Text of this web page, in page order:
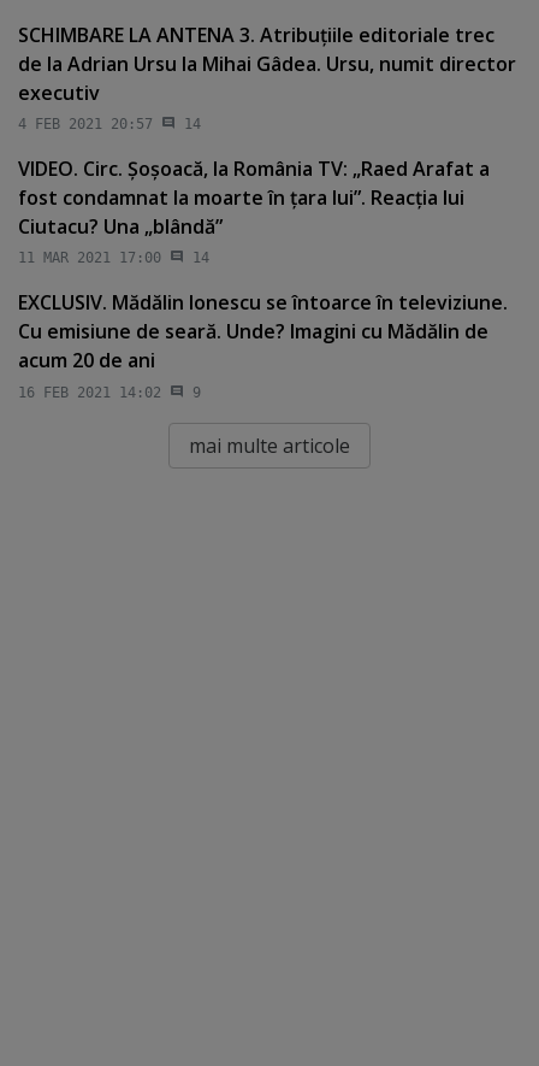
SCHIMBARE LA ANTENA 3. Atribuţiile editoriale trec
de la Adrian Ursu la Mihai Gâdea. Ursu, numit director
executiv
4 FEB 2021 20:57 14
VIDEO. Circ. Şoşoacă, la România TV: „Raed Arafat a
fost condamnat la moarte în ţara lui”. Reacţia lui
Ciutacu? Una „blândă”
11 MAR 2021 17:00 14
EXCLUSIV. Mădălin Ionescu se întoarce în televiziune.
Cu emisiune de seară. Unde? Imagini cu Mădălin de
acum 20 de ani
16 FEB 2021 14:02 9
mai multe articole